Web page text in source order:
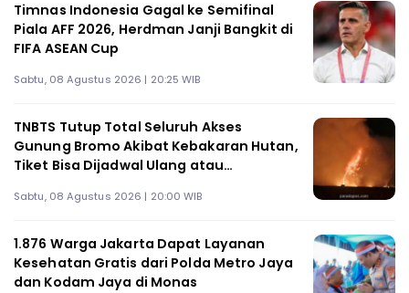
Timnas Indonesia Gagal ke Semifinal
Piala AFF 2026, Herdman Janji Bangkit di
FIFA ASEAN Cup
Sabtu, 08 Agustus 2026 | 20:25 WIB
TNBTS Tutup Total Seluruh Akses
Gunung Bromo Akibat Kebakaran Hutan,
Tiket Bisa Dijadwal Ulang atau
Sabtu, 08 Agustus 2026 | 20:00 WIB
1.876 Warga Jakarta Dapat Layanan
Kesehatan Gratis dari Polda Metro Jaya
dan Kodam Jaya di Monas